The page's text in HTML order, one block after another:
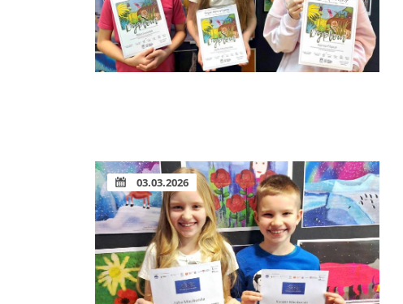
03.03.2026